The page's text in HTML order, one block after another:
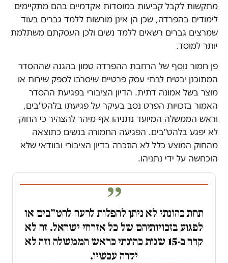
מתקשות לקבל קביעות במוסדות אקדמיים בהם מתקיימים
לימודים בהפרדה, שכן הן אינן מורשות ללמד גברים בעוד
שמרצים גברים רשאים ללמד נשים ולכן העסקתם משתלמת
יותר למוסד.
פן חמור נוסף של הרחבת ההפרדה טמון בהגנה שההסדר
המתוכנן יבטיח לבתי עסק פרטיים שיסרבו לספק שירות או
מוצר בשל אמונה דתית. הדיון הציבורי בפגיעת ההסדר
האמור בזכויות הפרט נסב בעיקר על פגיעתו בלהט"בים,
וראש הממשלה המיועד נתניהו אף מיהר להצהיר כי החוק
לא יפגע בלהט"בים. הפגיעה החמורה בנשים כתוצאה
מהחוק המוצע כלל לא הוזכרה בדיון הציבורי ובוודאי שלא
הוכחשה על ידי נתניהו.
תחת כהונתי לא ניתן להפלות לרעה להט״בים או
לפגוע בזכויותיהם של כל אזרחי ישראל. זה לא
קרה ב-15 שנות כהונתי כראש הממשלה וזה לא
יקרה עכשיו.